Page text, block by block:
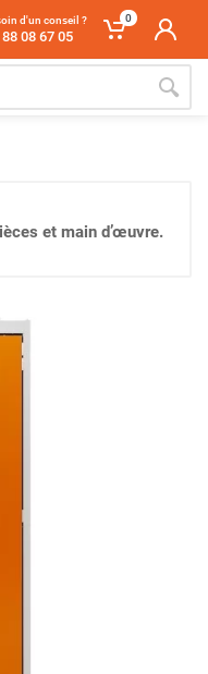
d'un conseil ?
08 67 05
0
et main d’œuvre.